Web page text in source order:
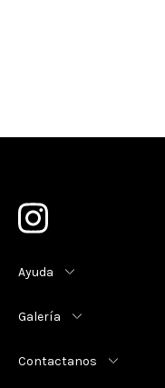
Ayuda
Galería
Contactanos